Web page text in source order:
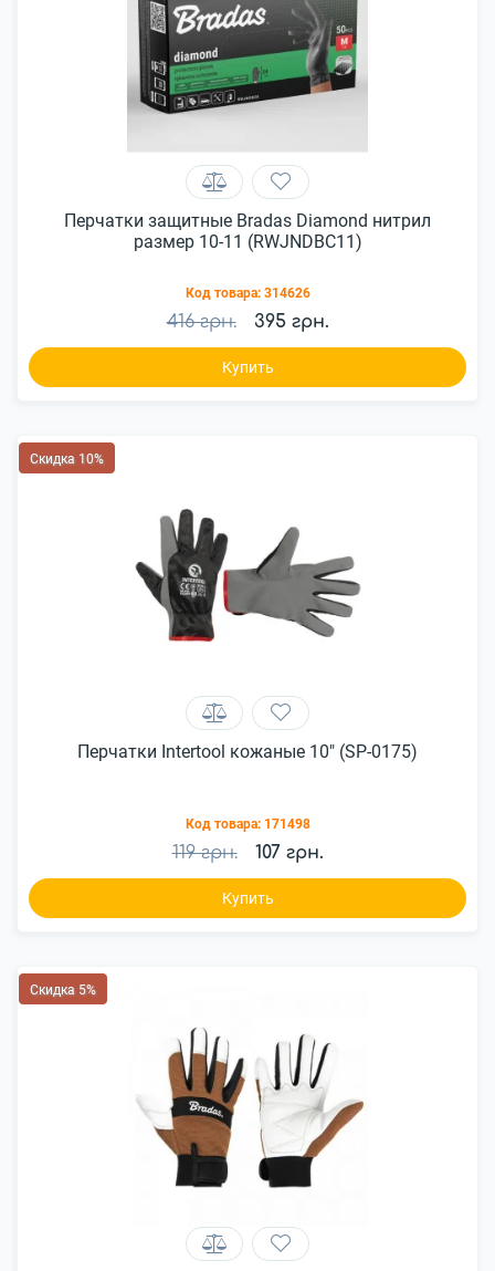
Перчатки защитные Bradas Diamond нитрил
размер 10-11 (RWJNDBC11)
Код товара: 314626
416 грн. 395 грн.
Купить
Скидка 10%
Перчатки Intertool кожаные 10" (SP-0175)
Код товара: 171498
119 грн. 107 грн.
Купить
Скидка 5%